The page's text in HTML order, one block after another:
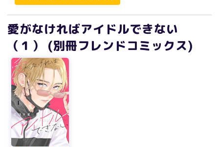
愛がなければアイドルできない
（１） (別冊フレンドコミックス)